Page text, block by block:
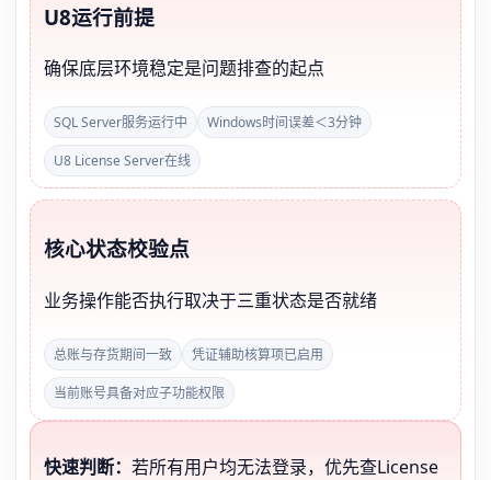
U8运行前提
确保底层环境稳定是问题排查的起点
SQL Server服务运行中 Windows时间误差＜3分钟
U8 License Server在线
核心状态校验点
业务操作能否执行取决于三重状态是否就绪
总账与存货期间一致 凭证辅助核算项已启用
当前账号具备对应子功能权限
快速判断： 若所有用户均无法登录，优先查License